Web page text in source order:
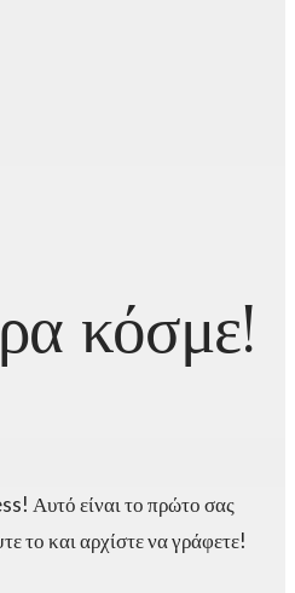
κόσμε!
Αυτό είναι το πρώτο σας
το και αρχίστε να γράφετε!